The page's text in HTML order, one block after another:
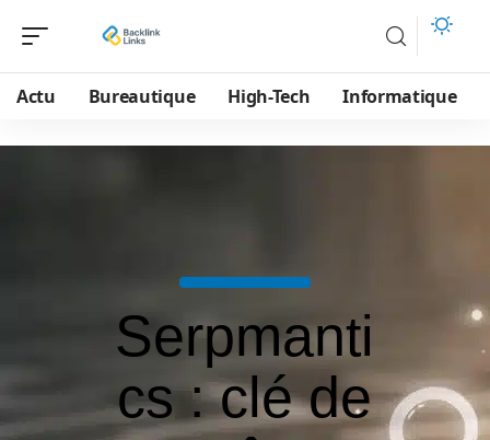
Actu Bureautique High-Tech Informatique
Serpmanti
cs : clé de